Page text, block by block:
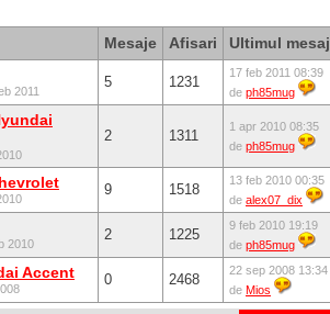
Mesaje Afisari
Ultimul mesaj
2011
5 1231
17 feb 2011 08:39
de ph85mug
2 1311
1 apr 2010 08:35
de ph85mug
9 1518
13 feb 2010 00:35
de alex07_dix
2010
2 1225
9 feb 2010 19:19
de ph85mug
Accent 0 2468
22 sep 2008 13:34
de Mios